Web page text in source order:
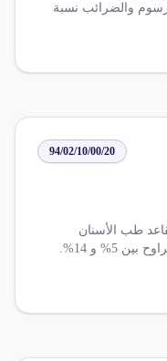
والضرائب نسبة
القارية، حيث
94/02/10/00/20
طب الأسنان
وأجزاؤها من الخشب بمعدلات ضريبة تتراوح بين 5% و 14%.
ومجموعة أ وب، وتخفض